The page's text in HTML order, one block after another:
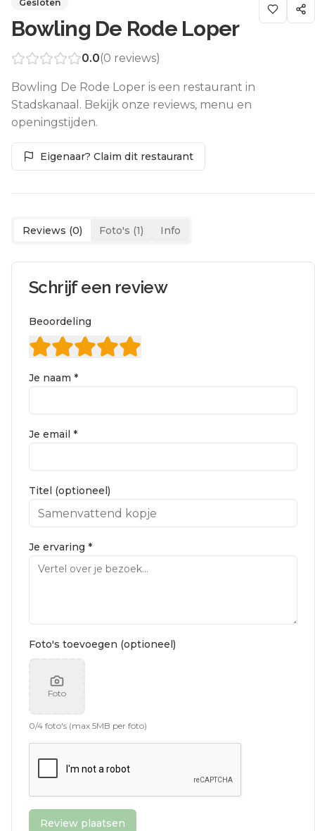
Gesloten
Bowling De Rode Loper
0.0(0 reviews)
Bowling De Rode Loper is een restaurant in
Stadskanaal. Bekijk onze reviews, menu en
openingstijden.
Eigenaar? Claim dit restaurant
Reviews (0) Foto's (1) Info
Schrijf een review
Beoordeling
Je naam *
Je email *
Titel (optioneel)
Je ervaring *
Foto's toevoegen (optioneel)
Foto
0/4 foto's (max 5MB per foto)
Review plaatsen